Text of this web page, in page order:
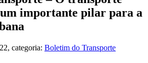
importante pilar para a
, categoria: Boletim do Transporte